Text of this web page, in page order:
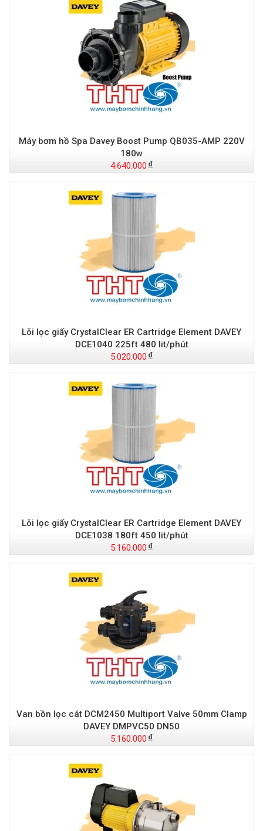
Máy bơm hồ Spa Davey Boost Pump QB035-AMP 220V
180w
4.640.000
Lõi lọc giấy CrystalClear ER Cartridge Element DAVEY
DCE1040 225ft 480 lit/phút
5.020.000
Lõi lọc giấy CrystalClear ER Cartridge Element DAVEY
DCE1038 180ft 450 lit/phút
5.160.000
Van bồn lọc cát DCM2450 Multiport Valve 50mm Clamp
DAVEY DMPVC50 DN50
5.160.000